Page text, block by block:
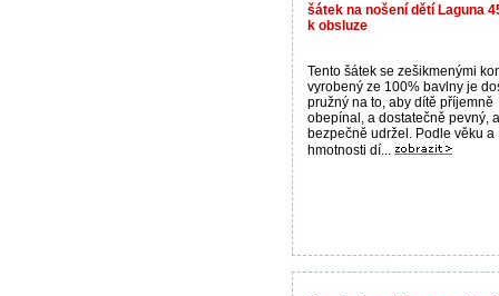
šátek na nošení dětí Laguna
k obsluze
Tento šátek se zešikmenými
vyrobený ze 100% bavlny je
pružný na to, aby dítě příjemně
obepínal, a dostatečně pevný,
bezpečně udržel. Podle věku a
hmotnosti dí...